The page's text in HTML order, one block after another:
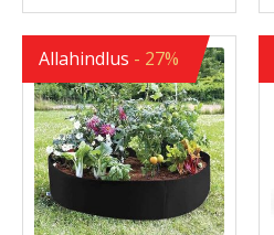
Allahindlus - 27%